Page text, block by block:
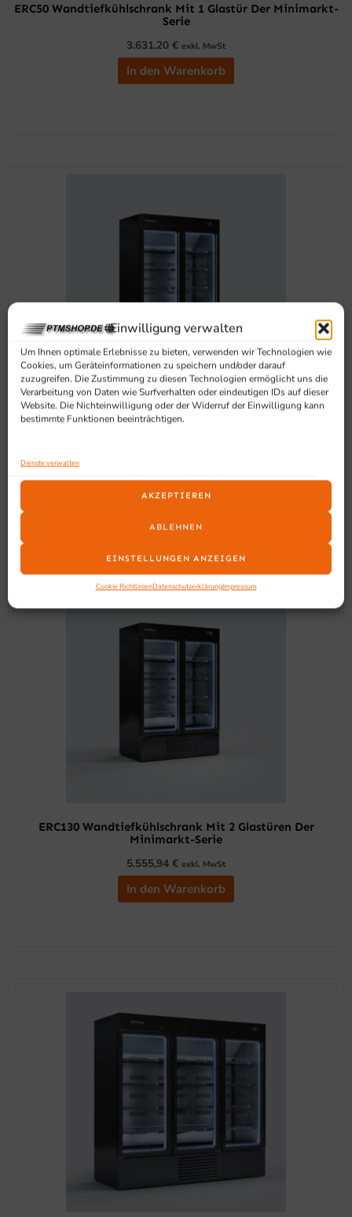
Einwilligung verwalten
Um Ihnen optimale Erlebnisse zu bieten, verwenden wir Technologien wie
Cookies, um Geräteinformationen zu speichern und/oder darauf
zuzugreifen. Die Zustimmung zu diesen Technologien ermöglicht uns die
Verarbeitung von Daten wie Surfverhalten oder eindeutigen IDs auf dieser
Website. Die Nichteinwilligung oder der Widerruf der Einwilligung kann
bestimmte Funktionen beeinträchtigen.
Dienste verwalten
AKZEPTIEREN
ABLEHNEN
EINSTELLUNGEN ANZEIGEN
Cookie RichtlinienDatenschutzerklärungImpressum
ERC50 Wandtiefkühlschrank Mit 1 Glastür Der Minimarkt-
Serie
3.631,20 € exkl. MwSt
In den Warenkorb
ERC130 Wandkühlschrank Mit 2 Glastüren Der Minimarkt-
In den Warenkorb
ERC130 Wandtiefkühlschrank Mit 2 Glastüren Der
Minimarkt-Serie
5.555,94 € exkl. MwSt
In den Warenkorb